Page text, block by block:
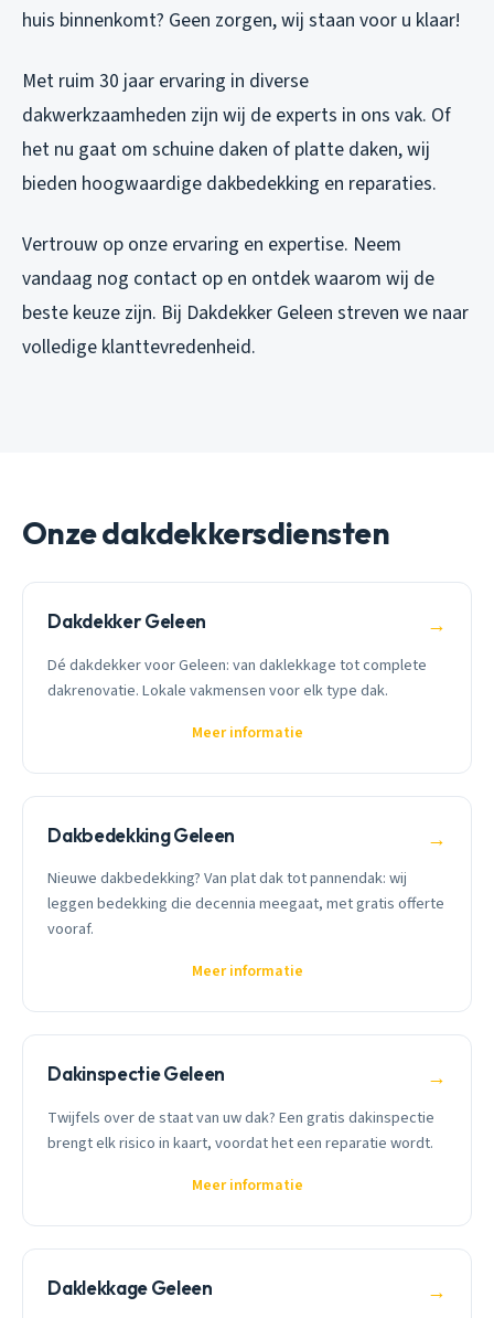
huis binnenkomt? Geen zorgen, wij staan voor u klaar!
Met ruim 30 jaar ervaring in diverse
dakwerkzaamheden zijn wij de experts in ons vak. Of
het nu gaat om schuine daken of platte daken, wij
bieden hoogwaardige dakbedekking en reparaties.
Vertrouw op onze ervaring en expertise. Neem
vandaag nog contact op en ontdek waarom wij de
beste keuze zijn. Bij Dakdekker Geleen streven we naar
volledige klanttevredenheid.
Onze dakdekkersdiensten
Dakdekker Geleen →
Dé dakdekker voor Geleen: van daklekkage tot complete
dakrenovatie. Lokale vakmensen voor elk type dak.
Meer informatie
Dakbedekking Geleen →
Nieuwe dakbedekking? Van plat dak tot pannendak: wij
leggen bedekking die decennia meegaat, met gratis offerte
vooraf.
Meer informatie
Dakinspectie Geleen →
Twijfels over de staat van uw dak? Een gratis dakinspectie
brengt elk risico in kaart, voordat het een reparatie wordt.
Meer informatie
Daklekkage Geleen →